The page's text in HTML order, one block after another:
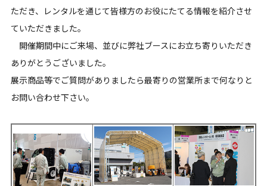
ただき、レンタルを通じて皆様方のお役にたてる情報を紹介させ
ていただきました。
開催期間中にご来場、並びに弊社ブースにお立ち寄りいただき
ありがとうございました。
展示商品等でご質問がありましたら最寄りの営業所まで何なりと
お問い合わせ下さい。